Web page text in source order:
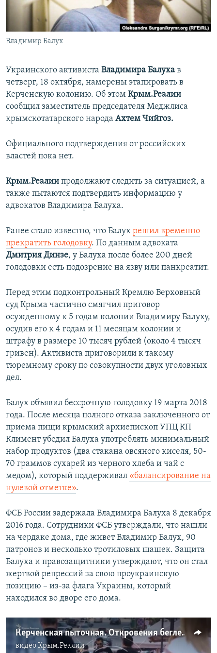
ПОБЕДИТЕЛЕЙ НЕ СУДЯТ?
КРЫМ.НЕПОКОРЕННЫЙ
ELIFBE
ПРИСОЕДИНЯЙТЕСЬ!
Все сайты RFE/RL
Владимир Балух
Украинского активиста Владимира Балуха в
четверг, 18 октября, намерены этапировать в
Керченскую колонию. Об этом Крым.Реалии
сообщил заместитель председателя Меджлиса
крымскотатарского народа Ахтем Чийгоз.
Официального подтверждения от российских
властей пока нет.
Крым.Реалии продолжают следить за ситуацией, а
также пытаются подтвердить информацию у
адвокатов Владимира Балуха.
Ранее стало известно, что Балух решил временно
прекратить голодовку. По данным адвоката
Дмитрия Динзе, у Балуха после более 200 дней
голодовки есть подозрение на язву или панкреатит.
Перед этим подконтрольный Кремлю Верховный
суд Крыма частично смягчил приговор
осужденному к 5 годам колонии Владимиру Балуху,
осудив его к 4 годам и 11 месяцам колонии и
штрафу в размере 10 тысяч рублей (около 4 тысяч
гривен). Активиста приговорили к такому
тюремному сроку по совокупности двух уголовных
дел.
Балух объявил бессрочную голодовку 19 марта 2018
года. После месяца полного отказа заключенного от
приема пищи крымский архиепископ УПЦ КП
Климент убедил Балуха употреблять минимальный
набор продуктов (два стакана овсяного киселя, 50-
70 граммов сухарей из черного хлеба и чай с
медом), который поддерживал «балансирование на
нулевой отметке».
ФСБ России задержала Владимира Балуха 8 декабря
2016 года. Сотрудники ФСБ утверждали, что нашли
на чердаке дома, где живет Владимир Балух, 90
патронов и несколько тротиловых шашек. Защита
Балуха и правозащитники утверждают, что он стал
жертвой репрессий за свою проукраинскую
позицию – из-за флага Украины, который
находился во дворе его дома.
Керченская пыточная. Откровения беглеца (видео)
видеоКрым.Реалии